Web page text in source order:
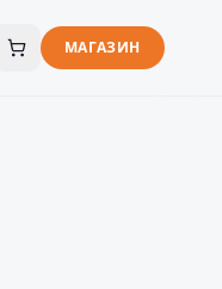
МАГАЗИН